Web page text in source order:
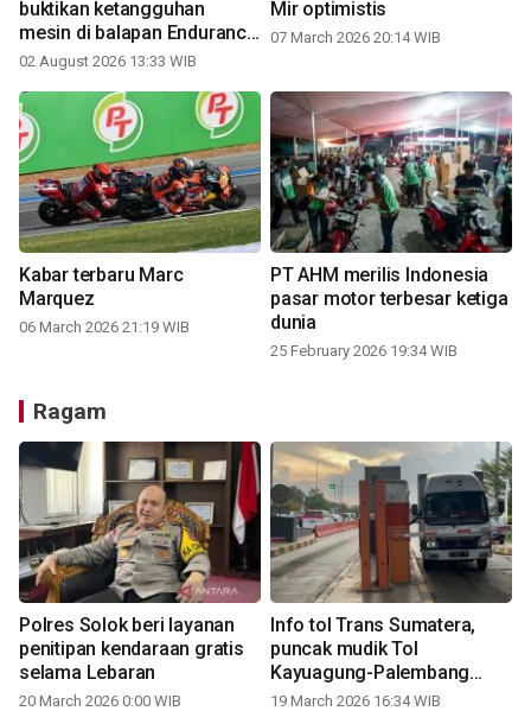
buktikan ketangguhan
mesin di balapan Endurance
YCR Padang
02 August 2026 13:33 WIB
Mir optimistis
07 March 2026 20:14 WIB
Kabar terbaru Marc
Marquez
06 March 2026 21:19 WIB
PT AHM merilis Indonesia
pasar motor terbesar ketiga
dunia
25 February 2026 19:34 WIB
Ragam
Polres Solok beri layanan
penitipan kendaraan gratis
selama Lebaran
20 March 2026 0:00 WIB
Info tol Trans Sumatera,
puncak mudik Tol
Kayuagung-Palembang
capai 18.500 kendaraan
19 March 2026 16:34 WIB